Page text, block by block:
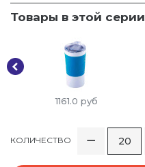
Товары в этой серии
1161.0 руб
КОЛИЧЕСТВО